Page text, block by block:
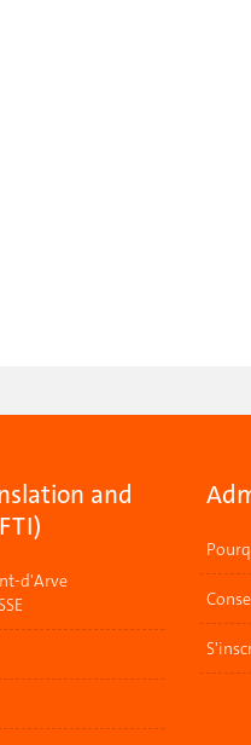
and
d'Arve